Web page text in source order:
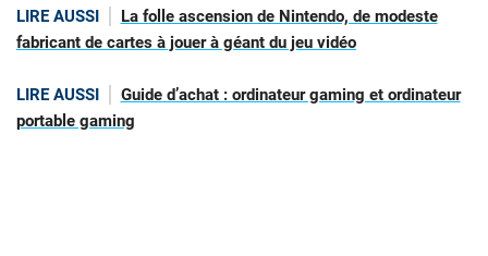
LIRE AUSSI
La folle ascension de Nintendo, de modeste
fabricant de cartes à jouer à géant du jeu vidéo
LIRE AUSSI
Guide d’achat : ordinateur gaming et ordinateur
portable gaming